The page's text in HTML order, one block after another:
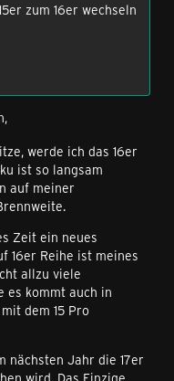
zum 16er wechseln
werde ich das 16er
ist so langsam
auf meiner
Zeit ein neues
16er Reihe ist meines
allzu viele
es kommt auch in
dem 15 Pro
nächsten Jahr die 17er